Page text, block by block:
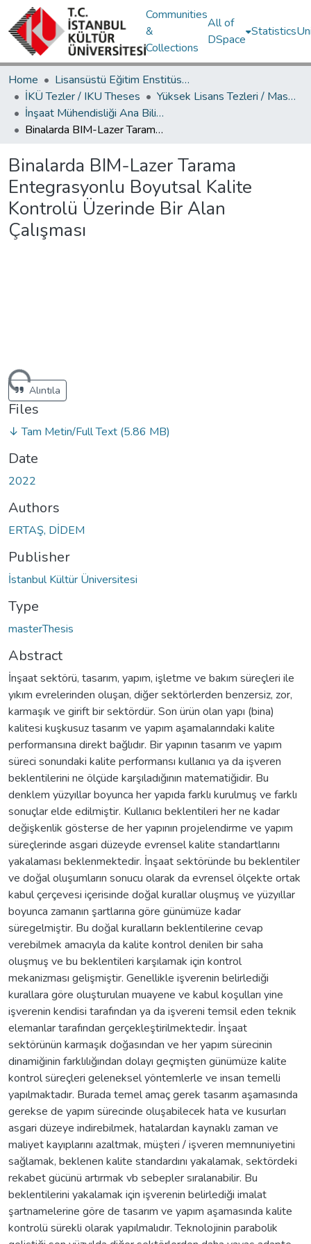
Communities
&
Collections
All of
DSpace
Statistics
Home
Lisansüstü Eğitim Enstitüsü / Postgraduate Education Institute
İKÜ Tezler / IKU Theses
Yüksek Lisans Tezleri / Master's Theses
İnşaat Mühendisliği Ana Bilim Dalı / Civil Engineering Department
Binalarda BIM-Lazer Tarama Entegrasyonlu Boyutsal Kalite Kontrolü Üzerinde Bir Alan Çalışması
Binalarda BIM-Lazer Tarama
Entegrasyonlu Boyutsal Kalite
Kontrolü Üzerinde Bir Alan
Çalışması
Alıntıla
Files
↓ Tam Metin/Full Text (5.86 MB)
Date
2022
Authors
ERTAŞ, DİDEM
Publisher
İstanbul Kültür Üniversitesi
Type
masterThesis
Abstract
İnşaat sektörü, tasarım, yapım, işletme ve bakım süreçleri ile
yıkım evrelerinden oluşan, diğer sektörlerden benzersiz, zor,
karmaşık ve girift bir sektördür. Son ürün olan yapı (bina)
kalitesi kuşkusuz tasarım ve yapım aşamalarındaki kalite
performansına direkt bağlıdır. Bir yapının tasarım ve yapım
süreci sonundaki kalite performansı kullanıcı ya da işveren
beklentilerini ne ölçüde karşıladığının matematiğidir. Bu
denklem yüzyıllar boyunca her yapıda farklı kurulmuş ve farklı
sonuçlar elde edilmiştir. Kullanıcı beklentileri her ne kadar
değişkenlik gösterse de her yapının projelendirme ve yapım
süreçlerinde asgari düzeyde evrensel kalite standartlarını
yakalaması beklenmektedir. İnşaat sektöründe bu beklentiler
ve doğal oluşumların sonucu olarak da evrensel ölçekte ortak
kabul çerçevesi içerisinde doğal kurallar oluşmuş ve yüzyıllar
boyunca zamanın şartlarına göre günümüze kadar
süregelmiştir. Bu doğal kuralların beklentilerine cevap
verebilmek amacıyla da kalite kontrol denilen bir saha
oluşmuş ve bu beklentileri karşılamak için kontrol
mekanizması gelişmiştir. Genellikle işverenin belirlediği
kurallara göre oluşturulan muayene ve kabul koşulları yine
işverenin kendisi tarafından ya da işvereni temsil eden teknik
elemanlar tarafından gerçekleştirilmektedir. İnşaat
sektörünün karmaşık doğasından ve her yapım sürecinin
dinamiğinin farklılığından dolayı geçmişten günümüze kalite
kontrol süreçleri geleneksel yöntemlerle ve insan temelli
yapılmaktadır. Burada temel amaç gerek tasarım aşamasında
gerekse de yapım sürecinde oluşabilecek hata ve kusurları
asgari düzeye indirebilmek, hatalardan kaynaklı zaman ve
maliyet kayıplarını azaltmak, müşteri / işveren memnuniyetini
sağlamak, beklenen kalite standardını yakalamak, sektördeki
rekabet gücünü artırmak vb sebepler sıralanabilir. Bu
beklentilerini yakalamak için işverenin belirlediği imalat
şartnamelerine göre de tasarım ve yapım aşamasında kalite
kontrolü sürekli olarak yapılmalıdır. Teknolojinin parabolik